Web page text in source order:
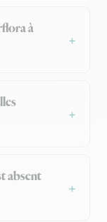
à
absent